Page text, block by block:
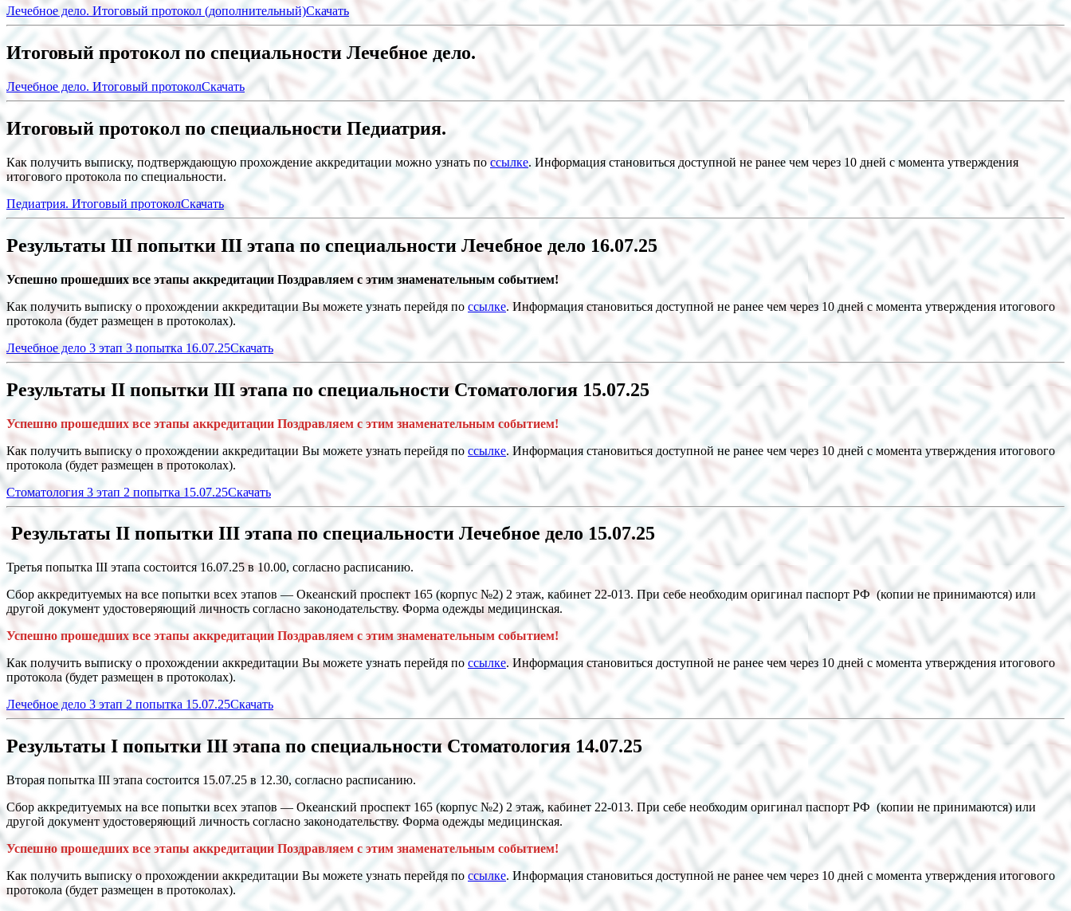
Лечебное дело. Итоговый протокол (дополнительный)Скачать
Итоговый протокол по специальности Лечебное дело.
Лечебное дело. Итоговый протоколСкачать
Итоговый протокол по специальности Педиатрия.
Как получить выписку, подтверждающую прохождение аккредитации можно узнать по ссылке. Информация становиться доступной не ранее чем через 10 дней с момента утверждения
итогового протокола по специальности.
Педиатрия. Итоговый протоколСкачать
Результаты III попытки III этапа по специальности Лечебное дело 16.07.25
Успешно прошедших все этапы аккредитации Поздравляем с этим знаменательным событием!
Как получить выписку о прохождении аккредитации Вы можете узнать перейдя по ссылке. Информация становиться доступной не ранее чем через 10 дней с момента утверждения итогового
протокола (будет размещен в протоколах).
Лечебное дело 3 этап 3 попытка 16.07.25Скачать
Результаты II попытки III этапа по специальности Стоматология 15.07.25
Успешно прошедших все этапы аккредитации Поздравляем с этим знаменательным событием!
Как получить выписку о прохождении аккредитации Вы можете узнать перейдя по ссылке. Информация становиться доступной не ранее чем через 10 дней с момента утверждения итогового
протокола (будет размещен в протоколах).
Стоматология 3 этап 2 попытка 15.07.25Скачать
Результаты II попытки III этапа по специальности Лечебное дело 15.07.25
Третья попытка III этапа состоится 16.07.25 в 10.00, согласно расписанию.
Сбор аккредитуемых на все попытки всех этапов — Океанский проспект 165 (корпус №2) 2 этаж, кабинет 22-013. При себе необходим оригинал паспорт РФ (копии не принимаются) или
другой документ удостоверяющий личность согласно законодательству. Форма одежды медицинская.
Успешно прошедших все этапы аккредитации Поздравляем с этим знаменательным событием!
Как получить выписку о прохождении аккредитации Вы можете узнать перейдя по ссылке. Информация становиться доступной не ранее чем через 10 дней с момента утверждения итогового
протокола (будет размещен в протоколах).
Лечебное дело 3 этап 2 попытка 15.07.25Скачать
Результаты I попытки III этапа по специальности Стоматология 14.07.25
Вторая попытка III этапа состоится 15.07.25 в 12.30, согласно расписанию.
Сбор аккредитуемых на все попытки всех этапов — Океанский проспект 165 (корпус №2) 2 этаж, кабинет 22-013. При себе необходим оригинал паспорт РФ (копии не принимаются) или
другой документ удостоверяющий личность согласно законодательству. Форма одежды медицинская.
Успешно прошедших все этапы аккредитации Поздравляем с этим знаменательным событием!
Как получить выписку о прохождении аккредитации Вы можете узнать перейдя по ссылке. Информация становиться доступной не ранее чем через 10 дней с момента утверждения итогового
протокола (будет размещен в протоколах).